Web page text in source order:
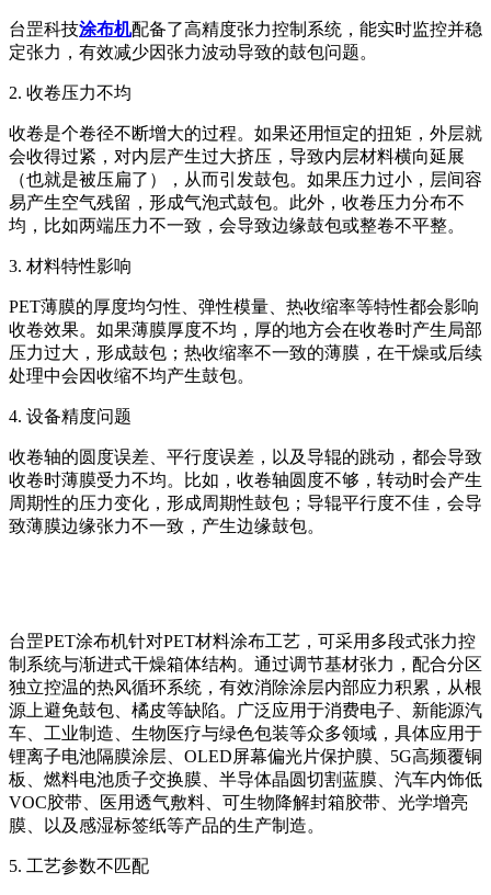
台罡科技涂布机配备了高精度张力控制系统，能实时监控并稳
定张力，有效减少因张力波动导致的鼓包问题。
2. 收卷压力不均
收卷是个卷径不断增大的过程。如果还用恒定的扭矩，外层就
会收得过紧，对内层产生过大挤压，导致内层材料横向延展
（也就是被压扁了），从而引发鼓包。如果压力过小，层间容
易产生空气残留，形成气泡式鼓包。此外，收卷压力分布不
均，比如两端压力不一致，会导致边缘鼓包或整卷不平整。
3. 材料特性影响
PET薄膜的厚度均匀性、弹性模量、热收缩率等特性都会影响
收卷效果。如果薄膜厚度不均，厚的地方会在收卷时产生局部
压力过大，形成鼓包；热收缩率不一致的薄膜，在干燥或后续
处理中会因收缩不均产生鼓包。
4. 设备精度问题
收卷轴的圆度误差、平行度误差，以及导辊的跳动，都会导致
收卷时薄膜受力不均。比如，收卷轴圆度不够，转动时会产生
周期性的压力变化，形成周期性鼓包；导辊平行度不佳，会导
致薄膜边缘张力不一致，产生边缘鼓包。
台罡PET涂布机针对PET材料涂布工艺，可采用多段式张力控
制系统与渐进式干燥箱体结构。通过调节基材张力，配合分区
独立控温的热风循环系统，有效消除涂层内部应力积累，从根
源上避免鼓包、橘皮等缺陷。广泛应用于消费电子、新能源汽
车、工业制造、生物医疗与绿色包装等众多领域，具体应用于
锂离子电池隔膜涂层、OLED屏幕偏光片保护膜、5G高频覆铜
板、燃料电池质子交换膜、半导体晶圆切割蓝膜、汽车内饰低
VOC胶带、医用透气敷料、可生物降解封箱胶带、光学增亮
膜、以及感湿标签纸等产品的生产制造。
5. 工艺参数不匹配